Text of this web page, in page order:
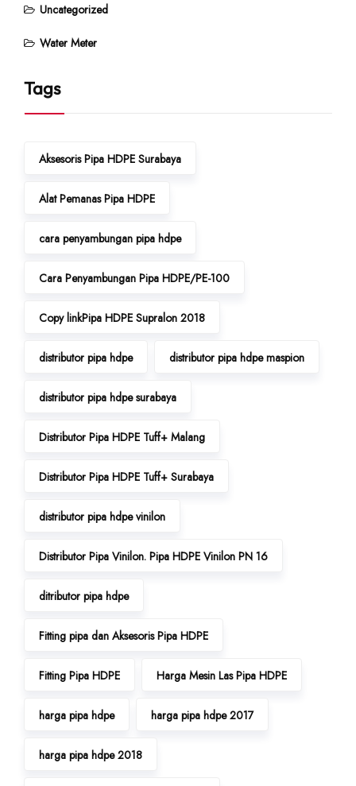
Uncategorized
Water Meter
Tags
Aksesoris Pipa HDPE Surabaya
Alat Pemanas Pipa HDPE
cara penyambungan pipa hdpe
Cara Penyambungan Pipa HDPE/PE-100
Copy linkPipa HDPE Supralon 2018
distributor pipa hdpe distributor pipa hdpe maspion
distributor pipa hdpe surabaya
Distributor Pipa HDPE Tuff+ Malang
Distributor Pipa HDPE Tuff+ Surabaya
distributor pipa hdpe vinilon
Distributor Pipa Vinilon. Pipa HDPE Vinilon PN 16
ditributor pipa hdpe
Fitting pipa dan Aksesoris Pipa HDPE
Fitting Pipa HDPE Harga Mesin Las Pipa HDPE
harga pipa hdpe harga pipa hdpe 2017
harga pipa hdpe 2018